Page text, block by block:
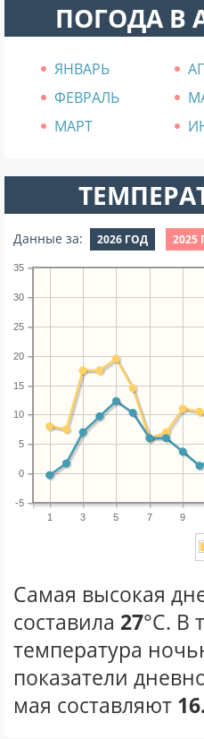
ПОГОДА В
ЯНВАРЬ
ФЕВРАЛЬ
МАРТ
Данные за: 2026 ГОД 2025
1 3 5 7 9
-5
0
5
10
15
20
25
30
35
Самая высокая
составила 27°С. В
температура
показатели
мая составляют